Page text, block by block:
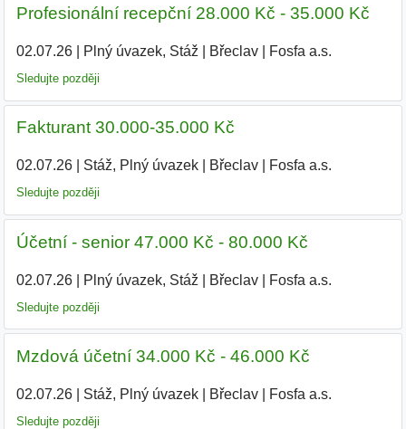
Profesionální recepční 28.000 Kč - 35.000 Kč
02.07.26| Plný úvazek, Stáž Břeclav| Fosfa a.s.
Sledujte později
Fakturant 30.000-35.000 Kč
02.07.26| Stáž, Plný úvazek| Břeclav| Fosfa a.s.
Sledujte později
Účetní - senior 47.000 Kč - 80.000 Kč
02.07.26| Plný úvazek, Stáž Břeclav| Fosfa a.s.
Sledujte později
Mzdová účetní 34.000 Kč - 46.000 Kč
02.07.26| Stáž, Plný úvazek| Břeclav| Fosfa a.s.
Sledujte později